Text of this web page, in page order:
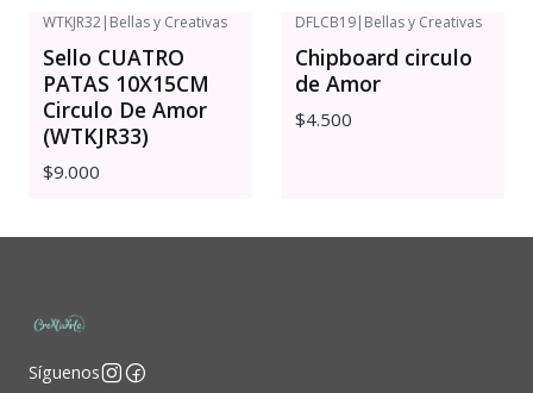
WTKJR32| Bellas y Creativas
Sello CUATRO
PATAS 10X15CM
Circulo De Amor
(WTKJR33)
$9.000
DFLCB19| Bellas y Creativas
Chipboard circulo
de Amor
$4.500
Síguenos